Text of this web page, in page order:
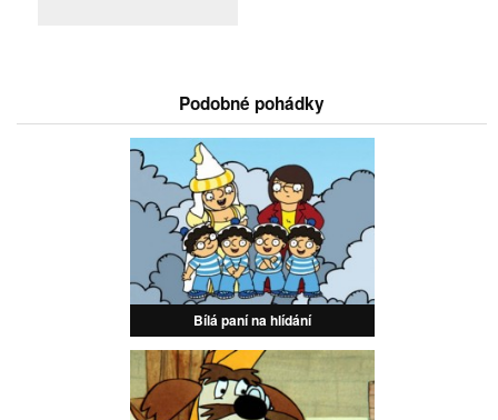
Podobné pohádky
Bílá paní na hlídání